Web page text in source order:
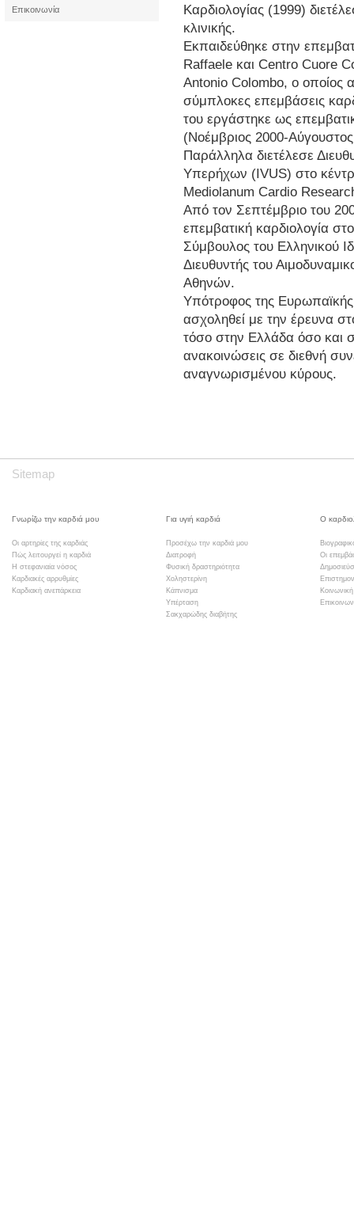
Επικοινωνία
Καρδιολογίας (1999)
κλινικής.
Εκπαιδεύθηκε στην
Raffaele και Centro Cuore
Antonio Colombo, ο οποίος
σύμπλοκες επεμβάσεις
του εργάστηκε ως
(Νοέμβριος 2000-
Παράλληλα διετέλεσε
Υπερήχων (IVUS) στο
Mediolanum Cardio
Από τον Σεπτέμβριο του
επεμβατική καρδιολογία
Σύμβουλος του Ελληνικού
Διευθυντής του
Αθηνών.
Υπότροφος της Ευρωπαϊκής
ασχοληθεί με την έρευνα
τόσο στην Ελλάδα όσο και
ανακοινώσεις σε διεθνή
αναγνωρισμένου κύρους.
Sitemap
Γνωρίζω την καρδιά μου
Οι αρτηρίες της καρδιάς
Πώς λειτουργεί η καρδιά
Η στεφανιαία νόσος
Καρδιακές αρρυθμίες
Καρδιακή ανεπάρκεια
Για υγιή καρδιά
Προσέχω την καρδιά μου
Διατροφή
Φυσική δραστηριότητα
Χοληστερίνη
Κάπνισμα
Υπέρταση
Σακχαρώδης διαβήτης
Ο
Οι